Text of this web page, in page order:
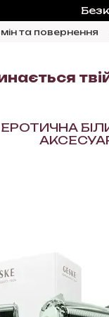
та повернення
ЕРОТИЧНА